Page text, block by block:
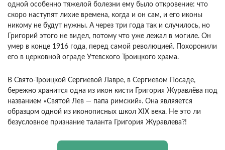
одной особенно тяжелой болезни ему было откровение: что
скоро наступят лихие времена, когда и он сам, и его иконы
никому не будут нужны. А через три года так и случилось, но
Григорий этого не видел, потому что уже лежал в могиле. Он
умер в конце 1916 года, перед самой революцией. Похоронили
его в церковной ограде Утевского Троицкого храма.
В Свято-Троицкой Сергиевой Лавре, в Сергиевом Посаде,
бережно хранится одна из икон кисти Григория Журавлёва под
названием «Святой Лев — папа римский». Она являяется
образцом одной из иконописных школ XIX века. Не это ли
безусловное признание таланта Григория Журавлева?!